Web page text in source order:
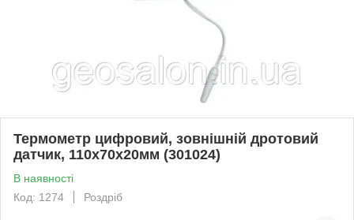
Термометр цифровий, зовнішній дротовий
датчик, 110x70x20мм (301024)
В наявності
Код: 1274
Роздріб